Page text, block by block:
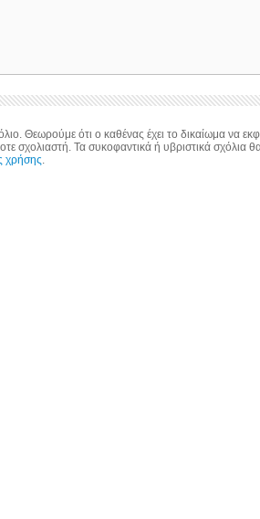
Θεωρούμε ότι ο καθένας έχει το δικαίωμα να
σχολιαστή. Τα συκοφαντικά ή υβριστικά σχόλια
χρήσης